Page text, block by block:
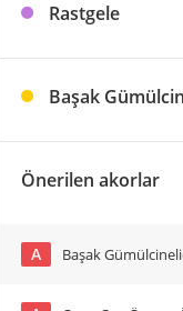
Rastgele
Başak
Önerilen akorlar
A Başak